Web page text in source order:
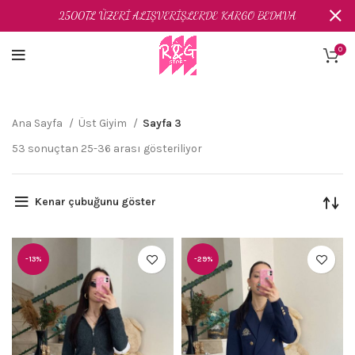
0
Ana Sayfa Üst Giyim
Sayfa 3
53 sonuçtan 25-36 arası gösteriliyor
Kenar çubuğunu göster
-13% -29%
2500TL ÜZERİ ALIŞVERİŞLERDE KARGO BEDAVA